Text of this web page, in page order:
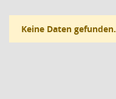
Keine Daten gefunden.